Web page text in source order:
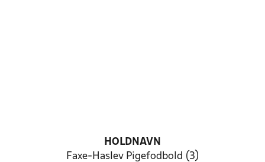
HOLDNAVN
Faxe-Haslev Pigefodbold (3)